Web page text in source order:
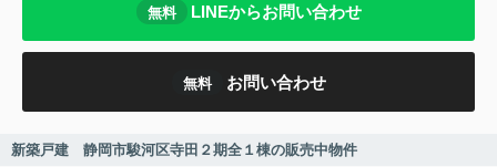
無料 LINEからお問い合わせ
無料 お問い合わせ
新築戸建 静岡市駿河区寺田２期全１棟の販売中物件